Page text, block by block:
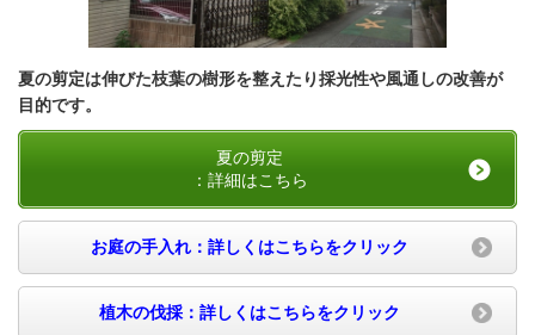
夏の剪定は伸びた枝葉の樹形を整えたり採光性や風通しの改善が
目的です。
夏の剪定
：詳細はこちら
お庭の手入れ：詳しくはこちらをクリック
植木の伐採：詳しくはこちらをクリック